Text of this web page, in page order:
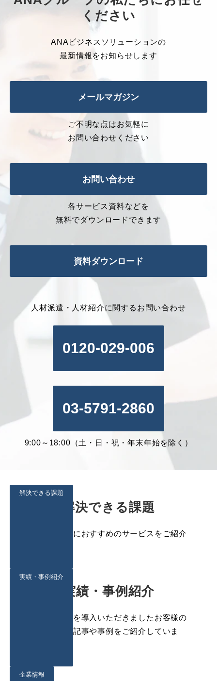
ください
ANAビジネスソリューションの
最新情報をお知らせします
メールマガジン
ご不明な点はお気軽に
お問い合わせください
お問い合わせ
各サービス資料などを
無料でダウンロードできます
資料ダウンロード
人材派遣・人材紹介に関するお問い合わせ
0120-029-006
03-5791-2860
9:00～18:00（土・日・祝・年末年始を除く）
解決できる課題
企業の課題別におすすめのサービスをご紹介
解決できる課題
実績・事例紹介
当社サービスを導入いただきましたお客様の
インタビュー記事や事例をご紹介していま
実績・事例紹介
企業情報